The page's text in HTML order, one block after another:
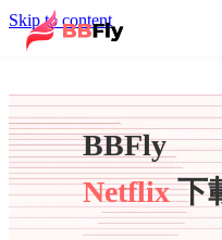
Skip to content
BBFly
Netflix下